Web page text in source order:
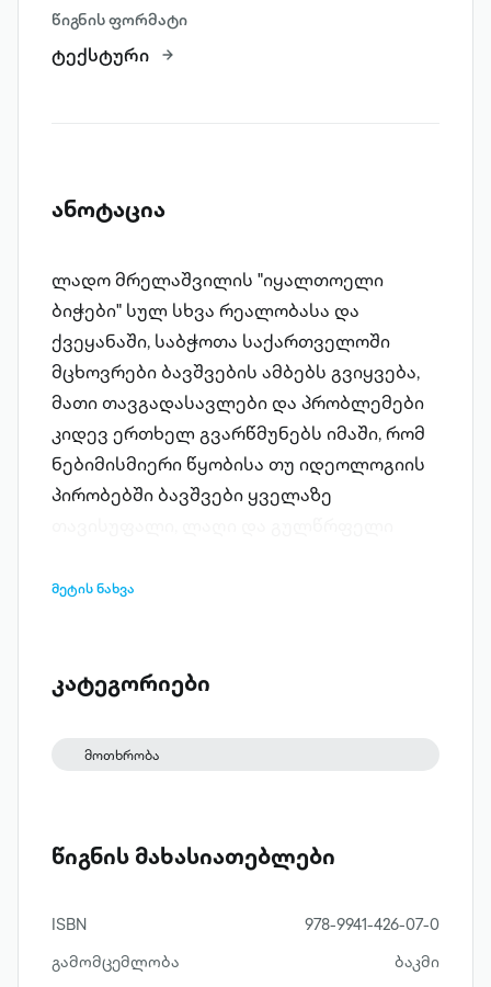
წიგნის ფორმატი
ტექსტური
ანოტაცია
ლადო მრელაშვილის "იყალთოელი
ბიჭები" სულ სხვა რეალობასა და
ქვეყანაში, საბჭოთა საქართველოში
მცხოვრები ბავშვების ამბებს გვიყვება,
მათი თავგადასავლები და პრობლემები
კიდევ ერთხელ გვარწმუნებს იმაში, რომ
ნებიმისმიერი წყობისა თუ იდეოლოგიის
პირობებში ბავშვები ყველაზე
ბავშვობის ამბები შვილების თაობას
მეტის ნახვა
კატეგორიები
მოთხრობა
წიგნის მახასიათებლები
ISBN
978-9941-426-07-0
გამომცემლობა
ბაკმი